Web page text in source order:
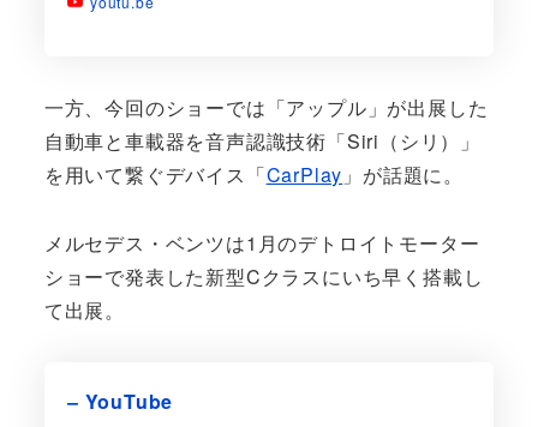
一方、今回のショーでは「アップル」が出展した
自動車と車載器を音声認識技術「Siri（シリ）」
を用いて繋ぐデバイス「CarPlay 」が話題に。
メルセデス・ベンツは1月のデトロイトモーター
ショーで発表した新型Cクラスにいち早く搭載し
て出展。
– YouTube